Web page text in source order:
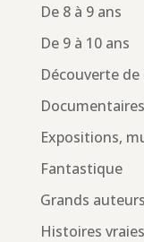
De 8 à 9 ans
De 9 à 10 ans
Découverte
Documentaires
Expositions,
Fantastique
Grands auteurs
Histoires